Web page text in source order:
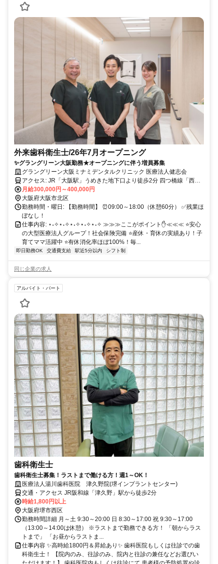
外来歯科衛生士/26年7月オープニング
✨グラングリーン大阪勤務★オープニングに伴う増員募集
グラングリーン大阪ミナミデンタルクリニック 医療法人健志会
アクセス: JR「大阪駅」うめきた地下口より徒歩2分 四つ橋線「西梅
田駅」より徒歩7分
月給300,000円～400,000円
大阪府大阪市北区
勤務時間・曜日: 【勤務時間】 ⏰09:00～18:00（休憩60分） ✅残業ほ
ぼなし！
仕事内容: ⋆˖✧⋆˖✧⋆˖✧⋆˖✧⋆˖✧ ≫≫≫ここがポイント✋️≪≪≪ ⭐️安心
の大型医療法人グループ！社会保険完備 ⭐️産休・育休の実績あり！子
育てママ活躍中 ⭐️有休消化率ほぼ100%！毎...
即日勤務OK 交通費支給 駅近5分以内 シフト制
同じ企業の求人
アルバイト・パート
歯科衛生士
歯科衛生士募集！ラストまで働ける方！週1～OK！
医療法人湯川歯科医院 津久野院(堺インプラントセンター)
交通・アクセス JR阪和線「津久野」駅から徒歩2分
時給1,800円以上
大阪府堺市西区
勤務時間詳細 月～土 9:30～20:00 日 8:30～17:00 祝 9:30～17:00
（13:00～14:00は休憩） ※ラストまで勤務できる方！ 「朝からラス
トまで」 「お昼からラストま...
仕事内容 ✨高時給1800円＆昇給あり✨ 歯科医院もしくは往診での歯
科衛生士！ 【院内のみ、往診のみ、院内と往診の兼任などお選びい